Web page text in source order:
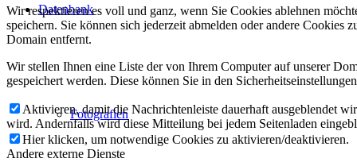
Datenbank
Fotografien
Wir respektieren es voll und ganz, wenn Sie Cookies ablehnen
speichern. Sie können sich jederzeit abmelden oder andere Cookies
Domain entfernt.
Wir stellen Ihnen eine Liste der von Ihrem Computer auf unserer
gespeichert werden. Diese können Sie in den
Aktivieren, damit die Nachrichtenleiste dauerhaft ausgeblendet
wird. Andernfalls wird diese Mitteilung bei jedem Seitenladen
Hier klicken, um notwendige Cookies zu aktivieren/deaktivieren.
Andere externe Dienste